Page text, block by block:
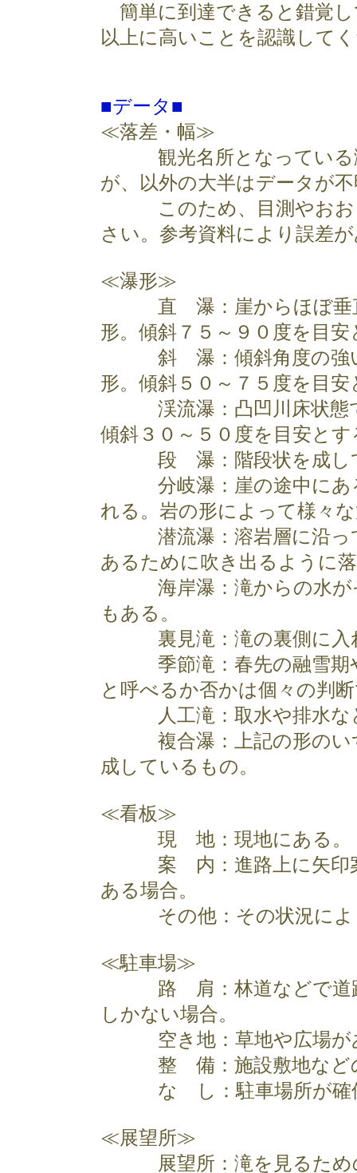
簡単に到達できると錯覚
以上に高いことを認識して
■データ■
≪落差・幅≫
観光名所となっている
が、以外の大半はデータが
このため、目測やおおよ
さい。参考資料により誤差
≪瀑形≫
直 瀑：崖からほぼ垂直
形。傾斜７５～９０度を目安
斜 瀑：傾斜角度の強い
形。傾斜５０～７５度を目安
渓流瀑：凸凹川床状態で
傾斜３０～５０度を目安とす
段 瀑：階段状を成して
分岐瀑：崖の途中にある
れる。岩の形によって様々
潜流瀑：溶岩層に沿って
あるために吹き出るように
海岸瀑：滝からの水がそ
もある。
裏見滝：滝の裏側に入れ
季節滝：春先の融雪期や
と呼べるか否かは個々の判
人工滝：取水や排水など
複合瀑：上記の形のいず
成しているもの。
≪看板≫
現 地：現地にある。
案 内：進路上に矢印案
ある場合。
その他：その状況によ
≪駐車場≫
路 肩：林道などで道路
しかない場合。
空き地：草地や広場があ
整 備：施設敷地などの
な し：駐車場所が確
≪展望所≫
展望所：滝を見るため